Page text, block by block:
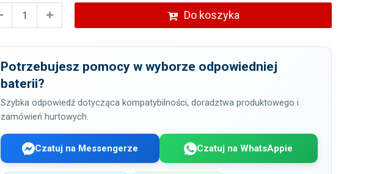
Do koszyka
Potrzebujesz pomocy w wyborze odpowiedniej
baterii?
Szybka odpowiedź dotycząca kompatybilności, doradztwa produktowego i
zamówień hurtowych.
Czatuj na Messengerze Czatuj na WhatsAppie